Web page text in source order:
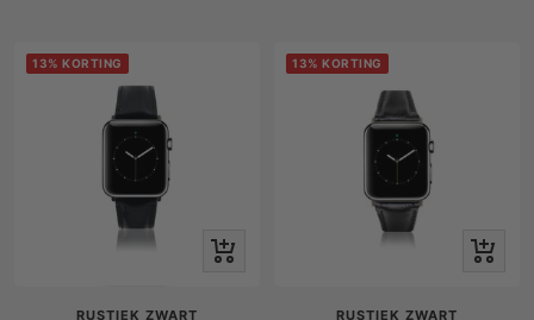
korting
13% KORTING
Snel
RUSTIEK ZWART
13% KORTING
Snel
RUSTIEK ZWART